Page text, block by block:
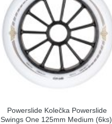
Powerslide Kolečka Powerslide
Swings One 125mm Medium (6ks),